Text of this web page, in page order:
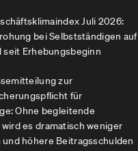
Juli 2026:
bei Selbstständigen auf
seit Erhebungsbeginn
zur
für
Ohne begleitende
es dramatisch weniger
höhere Beitragsschulden